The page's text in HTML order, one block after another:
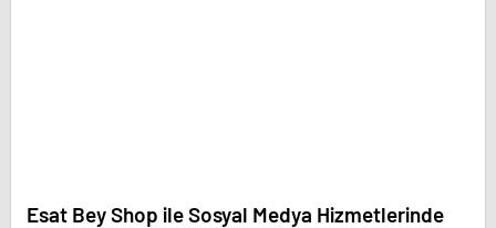
Esat Bey Shop ile Sosyal Medya Hizmetlerinde